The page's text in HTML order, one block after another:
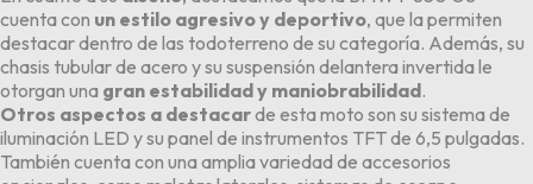
cuenta con un estilo agresivo y deportivo, que la permiten
destacar dentro de las todoterreno de su categoría. Además, su
chasis tubular de acero y su suspensión delantera invertida le
otorgan una gran estabilidad y maniobrabilidad.
Otros aspectos a destacarde esta moto son su sistema de
iluminación LED y su panel de instrumentos TFT de 6,5 pulgadas.
También cuenta con una amplia variedad de accesorios